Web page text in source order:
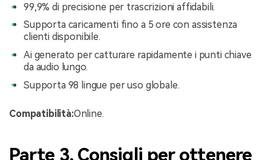
99,9% di precisione per trascrizioni affidabili.
Supporta caricamenti fino a 5 ore con assistenza
clienti disponibile.
Ai generato per catturare rapidamente i punti chiave
da audio lungo.
Supporta 98 lingue per uso globale.
Compatibilità:Online.
Parte 3. Consigli per ottenere